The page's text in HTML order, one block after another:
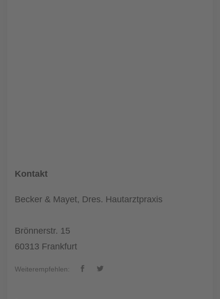
Kontakt
Becker & Mayet, Dres. Hautarztpraxis
Brönnerstr. 15
60313 Frankfurt
Weiterempfehlen: